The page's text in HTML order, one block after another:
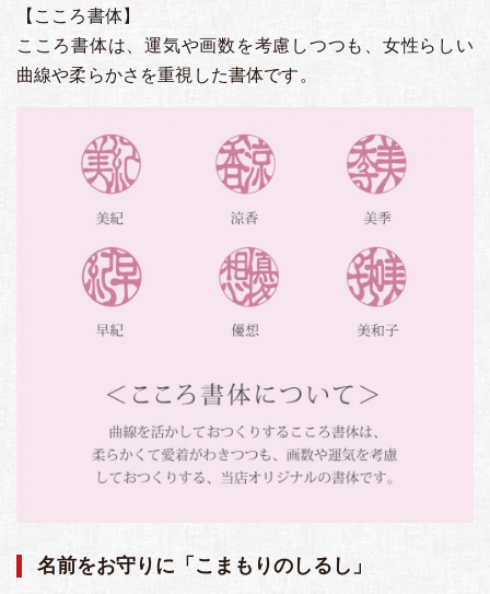
【こころ書体】
こころ書体は、運気や画数を考慮しつつも、女性らしい
曲線や柔らかさを重視した書体です。
名前をお守りに「こまもりのしるし」